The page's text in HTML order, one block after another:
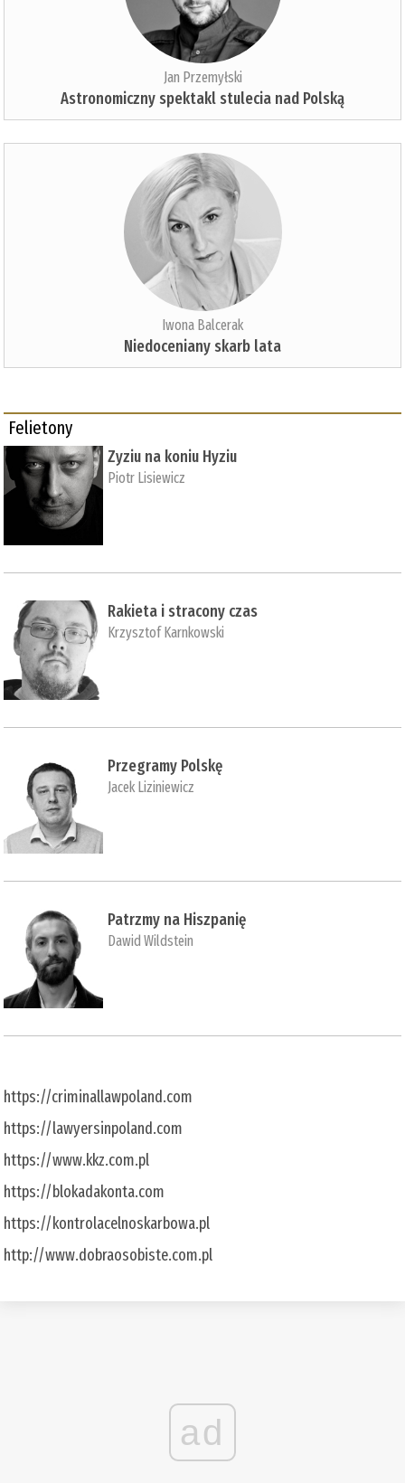
Jan Przemyłski
Astronomiczny spektakl stulecia nad Polską
Iwona Balcerak
Niedoceniany skarb lata
Felietony
Zyziu na koniu Hyziu
Piotr Lisiewicz
Rakieta i stracony czas
Krzysztof Karnkowski
Przegramy Polskę
Jacek Liziniewicz
Patrzmy na Hiszpanię
Dawid Wildstein
https://criminallawpoland.com
https://lawyersinpoland.com
https://www.kkz.com.pl
https://blokadakonta.com
https://kontrolacelnoskarbowa.pl
http://www.dobraosobiste.com.pl
ad